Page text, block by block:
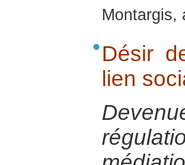
Montargis,
Désir
lien